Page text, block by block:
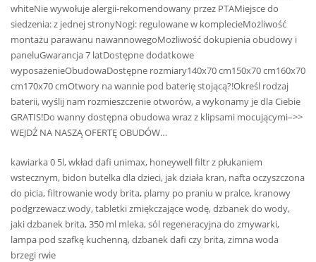
whiteNie wywołuje alergii-rekomendowany przez PTAMiejsce do
siedzenia: z jednej stronyNogi: regulowane w komplecieMożliwość
montażu parawanu nawannowegoMożliwość dokupienia obudowy i
paneluGwarancja 7 latDostępne dodatkowe
wyposażenieObudowaDostępne rozmiary140x70 cm150x70 cm160x70
cm170x70 cmOtwory na wannie pod baterię stojącą?!Określ rodzaj
baterii, wyślij nam rozmieszczenie otworów, a wykonamy je dla Ciebie
GRATIS!Do wanny dostępna obudowa wraz z klipsami mocującymi–>>
WEJDŹ NA NASZĄ OFERTĘ OBUDÓW…
kawiarka 0 5l, wkład dafi unimax, honeywell filtr z płukaniem
wstecznym, bidon butelka dla dzieci, jak działa kran, nafta oczyszczona
do picia, filtrowanie wody brita, plamy po praniu w pralce, kranowy
podgrzewacz wody, tabletki zmiękczające wodę, dzbanek do wody,
jaki dzbanek brita, 350 ml mleka, sól regeneracyjna do zmywarki,
lampa pod szafkę kuchenną, dzbanek dafi czy brita, zimna woda
brzegi rwie